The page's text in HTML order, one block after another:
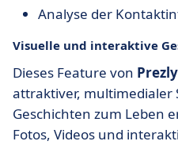
Analyse der
Visuelle und interaktive
Dieses Feature von Prezly
attraktiver, multimedialer
Geschichten zum Leben
Fotos, Videos und